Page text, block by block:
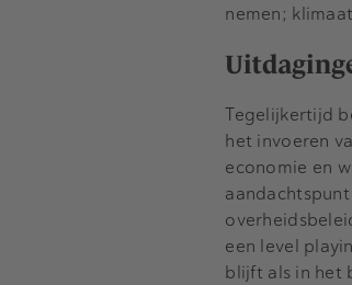
nemen;
Tegelijkertijd
het invoeren
economie en
een level
blijft als in het